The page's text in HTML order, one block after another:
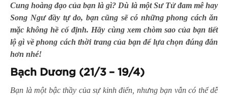
Cung hoàng đạo của bạn là gì? Dù là một Sư Tử đam mê hay
Song Ngư đầy tự do, bạn cũng sẽ có những phong cách ăn
mặc không hề cố định. Hãy cùng xem chòm sao của bạn tiết
lộ gì về phong cách thời trang của bạn để lựa chọn đúng đắn
hơn nhé!
Bạch Dương (21/3 – 19/4)
Bạn là một bậc thầy của sự kinh điển, nhưng bạn vẫn có thể dễ